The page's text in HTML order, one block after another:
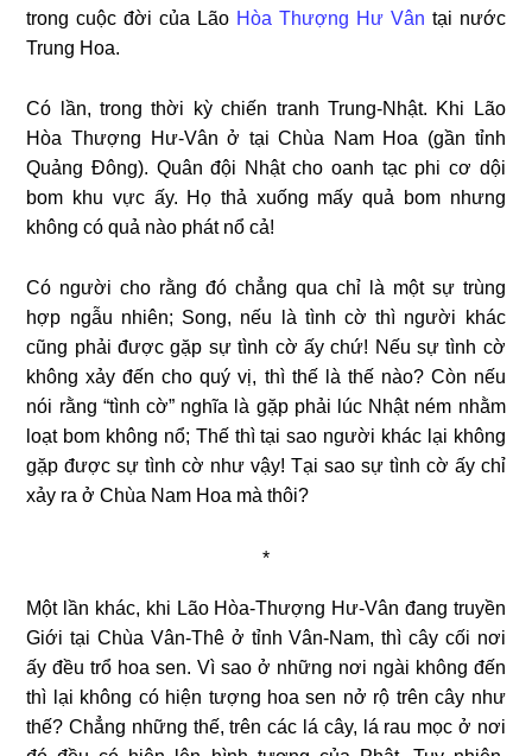
trong cuộc đời của Lão Hòa Thượng Hư Vân tại nước
Trung Hoa.
Có lần, trong thời kỳ chiến tranh Trung-Nhật. Khi Lão
Hòa Thượng Hư-Vân ở tại Chùa Nam Hoa (gần tỉnh
Quảng Đông). Quân đội Nhật cho oanh tạc phi cơ dội
bom khu vực ấy. Họ thả xuống mấy quả bom nhưng
không có quả nào phát nổ cả!
Có người cho rằng đó chẳng qua chỉ là một sự trùng
hợp ngẫu nhiên; Song, nếu là tình cờ thì người khác
cũng phải được gặp sự tình cờ ấy chứ! Nếu sự tình cờ
không xảy đến cho quý vị, thì thế là thế nào? Còn nếu
nói rằng “tình cờ” nghĩa là gặp phải lúc Nhật ném nhằm
loạt bom không nổ; Thế thì tại sao người khác lại không
gặp được sự tình cờ như vậy! Tại sao sự tình cờ ấy chỉ
xảy ra ở Chùa Nam Hoa mà thôi?
*
Một lần khác, khi Lão Hòa-Thượng Hư-Vân đang truyền
Giới tại Chùa Vân-Thê ở tỉnh Vân-Nam, thì cây cối nơi
ấy đều trổ hoa sen. Vì sao ở những nơi ngài không đến
thì lại không có hiện tượng hoa sen nở rộ trên cây như
thế? Chẳng những thế, trên các lá cây, lá rau mọc ở nơi